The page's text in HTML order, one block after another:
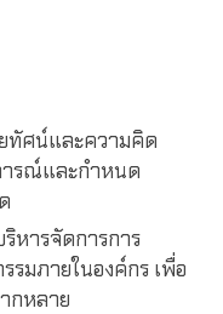
ทัศน์และความคิด
ารณ์และกำหนด
หารจัดการการ
รมภายในองค์กร เพื่อ
กหลาย